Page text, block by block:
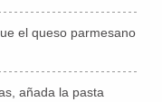
el queso parmesano
añada la pasta